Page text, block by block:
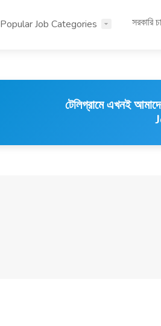
Popular Job Categories সরকারি
টেলিগ্রামে এখনই